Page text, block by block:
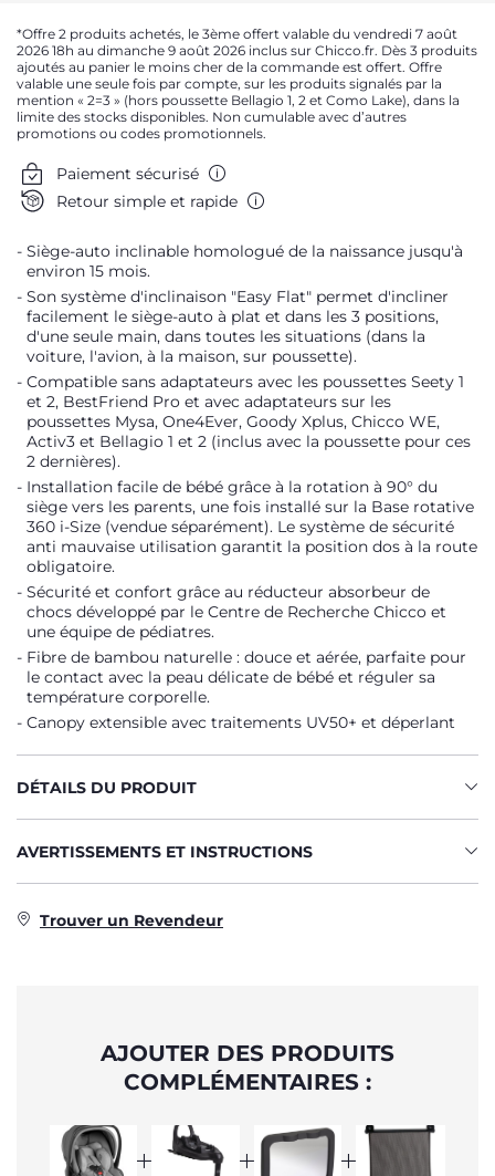
*Offre 2 produits achetés, le 3ème offert valable du vendredi 7 août
2026 18h au dimanche 9 août 2026 inclus sur Chicco.fr. Dès 3 produits
ajoutés au panier le moins cher de la commande est offert. Offre
valable une seule fois par compte, sur les produits signalés par la
mention « 2=3 » (hors poussette Bellagio 1, 2 et Como Lake), dans la
limite des stocks disponibles. Non cumulable avec d’autres
promotions ou codes promotionnels.
Paiement sécurisé
Retour simple et rapide
Siège-auto inclinable homologué de la naissance jusqu'à
environ 15 mois.
Son système d'inclinaison "Easy Flat" permet d'incliner
facilement le siège-auto à plat et dans les 3 positions,
d'une seule main, dans toutes les situations (dans la
voiture, l'avion, à la maison, sur poussette).
Compatible sans adaptateurs avec les poussettes Seety 1
et 2, BestFriend Pro et avec adaptateurs sur les
poussettes Mysa, One4Ever, Goody Xplus, Chicco WE,
Activ3 et Bellagio 1 et 2 (inclus avec la poussette pour ces
2 dernières).
Installation facile de bébé grâce à la rotation à 90° du
siège vers les parents, une fois installé sur la Base rotative
360 i-Size (vendue séparément). Le système de sécurité
anti mauvaise utilisation garantit la position dos à la route
obligatoire.
Sécurité et confort grâce au réducteur absorbeur de
chocs développé par le Centre de Recherche Chicco et
une équipe de pédiatres.
Fibre de bambou naturelle : douce et aérée, parfaite pour
le contact avec la peau délicate de bébé et réguler sa
température corporelle.
Canopy extensible avec traitements UV50+ et déperlant
DÉTAILS DU PRODUIT
AVERTISSEMENTS ET INSTRUCTIONS
Trouver un Revendeur
AJOUTER DES PRODUITS
COMPLÉMENTAIRES :